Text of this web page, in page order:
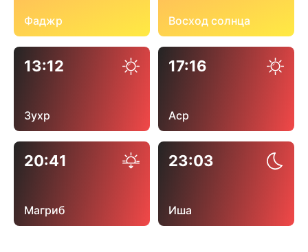
Фаджр Восход солнца
13:12
Зухр
17:16
Аср
20:41
Магриб
23:03
Иша